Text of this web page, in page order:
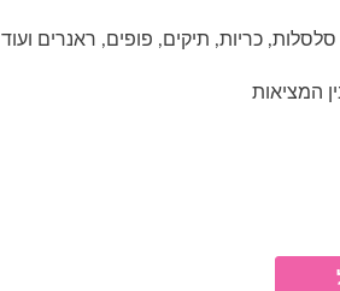
כריות, תיקים, פופים, ראנרים ועוד
המציאות